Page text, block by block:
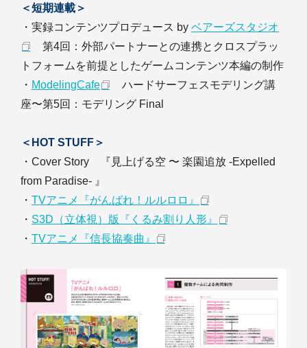
＜短期連載＞
・実録コンテンツプロデュース by ベアーズスタジオ
第4回：外部パートナーとの連携とクロスプラッ
トフォームを前提としたゲームコンテンツ本編の制作
・ ModelingCafe
ハードサーフェスモデリング講
座〜第5回：モデリング Final
＜HOT STUFF＞
・Cover Story 『見上げる空 〜 楽園追放 -Expelled
from Paradise- 』
・ TVアニメ『がんばれ！ルルロロ』
・ S3D（立体視）版『くるみ割り人形』
・ TVアニメ『信長協奏曲』